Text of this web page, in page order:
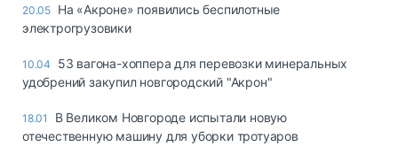
20.05 На «Акроне» появились беспилотные
электрогрузовики
10.04
53 вагона-хоппера для перевозки минеральных
удобрений закупил новгородский "Акрон"
18.01
В Великом Новгороде испытали новую
отечественную машину для уборки тротуаров